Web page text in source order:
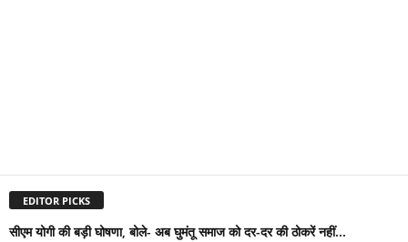
EDITOR PICKS
सीएम योगी की बड़ी घोषणा, बोले- अब घुमंतू समाज को दर-दर की ठोकरें नहीं...